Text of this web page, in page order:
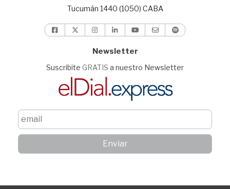
Tucumán 1440 (1050) CABA
Newsletter
Suscribite GRATIS a nuestro Newsletter